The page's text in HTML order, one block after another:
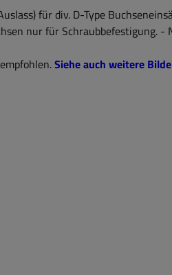
für div. D-Type
nur für
Siehe auch weitere